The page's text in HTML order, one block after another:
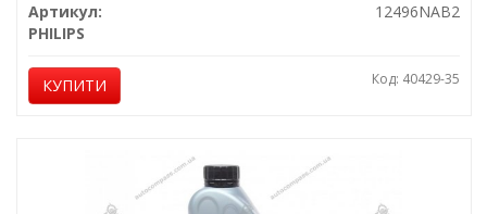
Артикул:
12496NAB2
PHILIPS
КУПИТИ Код: 40429-35